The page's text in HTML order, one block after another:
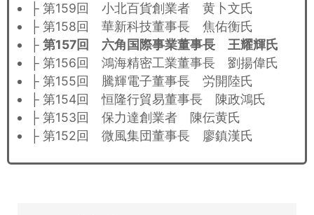
├ 第159回 小北百貨創業者 黄卜文氏
├ 第158回 華新科技董事長 焦佑衡氏
├ 第157回 六角国際事業董事長 王耀輝氏
├ 第156回 鴻海精密工業董事長 劉揚偉氏
├ 第155回 騰輝電子董事長 労開陸氏
├ 第154回 恒隆行貿易董事長 陳政鴻氏
├ 第153回 保力達創業者 陳伝黄氏
├ 第152回 微風集団董事長 廖鎮漢氏